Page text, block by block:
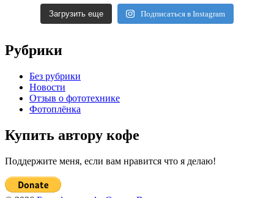
Загрузить еще Подписаться в Instagram
Рубрики
Без рубрики
Новости
Отзыв о фототехнике
Фотоплёнка
Купить автору кофе
Поддержите меня, если вам нравится что я делаю!